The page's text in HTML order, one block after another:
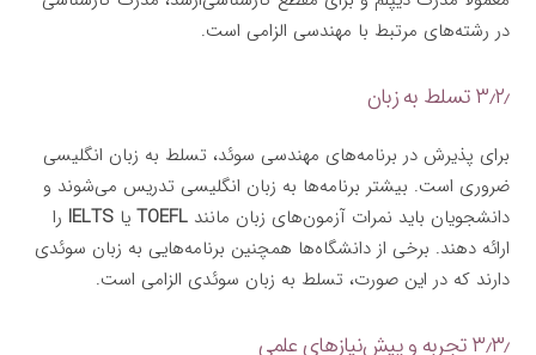
در رشته‌های مرتبط با مهندسی الزامی است.
۳٫۲٫ تسلط به زبان
برای پذیرش در برنامه‌های مهندسی سوئد، تسلط به زبان انگلیسی
ضروری است. بیشتر برنامه‌ها به زبان انگلیسی تدریس می‌شوند و
دانشجویان باید نمرات آزمون‌های زبان مانندTOEFL یاIELTS را
ارائه دهند. برخی از دانشگاه‌ها همچنین برنامه‌هایی به زبان سوئدی
دارند که در این صورت، تسلط به زبان سوئدی الزامی است.
۳٫۳٫ تجربه و پیش‌نیازهای علمی